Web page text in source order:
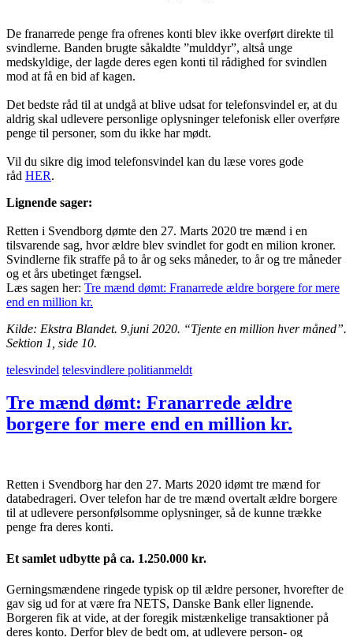
De franarrede penge fra ofrenes konti blev ikke overført direkte til
svindlerne. Banden brugte såkaldte ”mulddyr”, altså unge
medskyldige, der lagde deres egen konti til rådighed for svindlen
mod at få en bid af kagen.
Det bedste råd til at undgå at blive udsat for telefonsvindel er, at du
aldrig skal udlevere personlige oplysninger telefonisk eller overføre
penge til personer, som du ikke har mødt.
Vil du sikre dig imod telefonsvindel kan du læse vores gode
råd HER.
Lignende sager:
Retten i Svendborg dømte den 27. Marts 2020 tre mænd i en
tilsvarende sag, hvor ældre blev svindlet for godt en milion kroner.
Svindlerne fik straffe på to år og seks måneder, to år og tre måneder
og et års ubetinget fængsel.
Læs sagen her: Tre mænd dømt: Franarrede ældre borgere for mere
end en million kr.
Kilde: Ekstra Blandet. 9.juni 2020. “Tjente en million hver måned”.
Sektion 1, side 10.
telesvindel telesvindlere politianmeldt
Tre mænd dømt: Franarrede ældre
borgere for mere end en million kr.
Retten i Svendborg har den 27. Marts 2020 idømt tre mænd for
databedrageri. Over telefon har de tre mænd overtalt ældre borgere
til at udlevere personfølsomme oplysninger, så de kunne trække
penge fra deres konti.
Et samlet udbytte på ca. 1.250.000 kr.
Gerningsmændene ringede typisk op til ældre personer, hvorefter de
gav sig ud for at være fra NETS, Danske Bank eller lignende.
Borgeren fik at vide, at der foregik mistænkelige transaktioner på
deres konto. Derfor blev de bedt om, at udlevere person- og